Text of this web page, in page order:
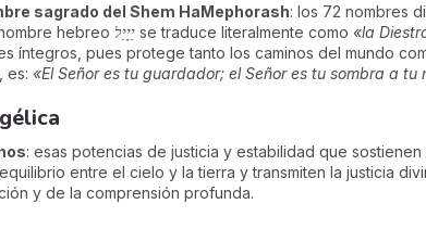
sagrado del Shem HaMephorash: los 72 nombres
hebreo יֵיָיֵל se traduce literalmente como «la
íntegros, pues protege tanto los caminos del mundo
es: «El Señor es tu guardador; el Señor es tu sombra a tu
: esas potencias de justicia y estabilidad que
entre el cielo y la tierra y transmiten la justicia
y de la comprensión profunda.